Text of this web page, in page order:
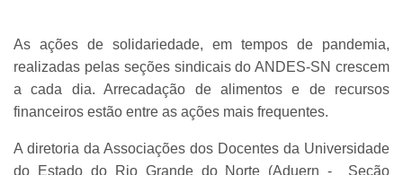
As ações de solidariedade, em tempos de pandemia,
realizadas pelas seções sindicais do ANDES-SN crescem
a cada dia. Arrecadação de alimentos e de recursos
financeiros estão entre as ações mais frequentes.
A diretoria da Associações dos Docentes da Universidade
do Estado do Rio Grande do Norte (Aduern - Seção